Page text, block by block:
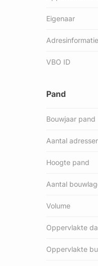
Eigenaar
VBO ID
Pand
Bouwjaar pand
Aantal
Hoogte pand
Aantal
Volume
Oppervlakte
Oppervlakte